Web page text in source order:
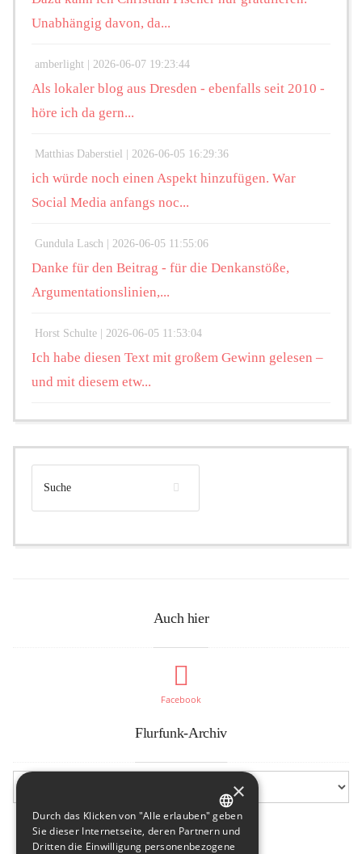
Unabhängig davon, da...
amberlight | 2026-06-07 19:23:44
Als lokaler blog aus Dresden - ebenfalls seit 2010 -
höre ich da gern...
Matthias Daberstiel | 2026-06-05 16:29:36
ich würde noch einen Aspekt hinzufügen. War
Social Media anfangs noc...
Gundula Lasch | 2026-06-05 11:55:06
Danke für den Beitrag - für die Denkanstöße,
Argumentationslinien,...
Horst Schulte | 2026-06-05 11:53:04
Ich habe diesen Text mit großem Gewinn gelesen –
und mit diesem etw...
Auch hier
Facebook
Flurfunk-Archiv
GERMAN
×
Durch das Klicken von "Alle erlauben" geben
Sie dieser Internetseite, deren Partnern und
Dritten die Einwilligung personenbezogene